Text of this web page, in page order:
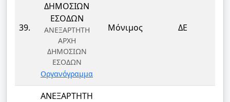
39.
ΔΗΜΟΣΙΩΝ
ΕΣΟΔΩΝ
ΑΝΕΞΑΡΤΗΤΗ
ΑΡΧΗ
ΔΗΜΟΣΙΩΝ
ΕΣΟΔΩΝ
Οργανόγραμμα
Μόνιμος ΔΕ
ΑΝΕΞΑΡΤΗΤΗ